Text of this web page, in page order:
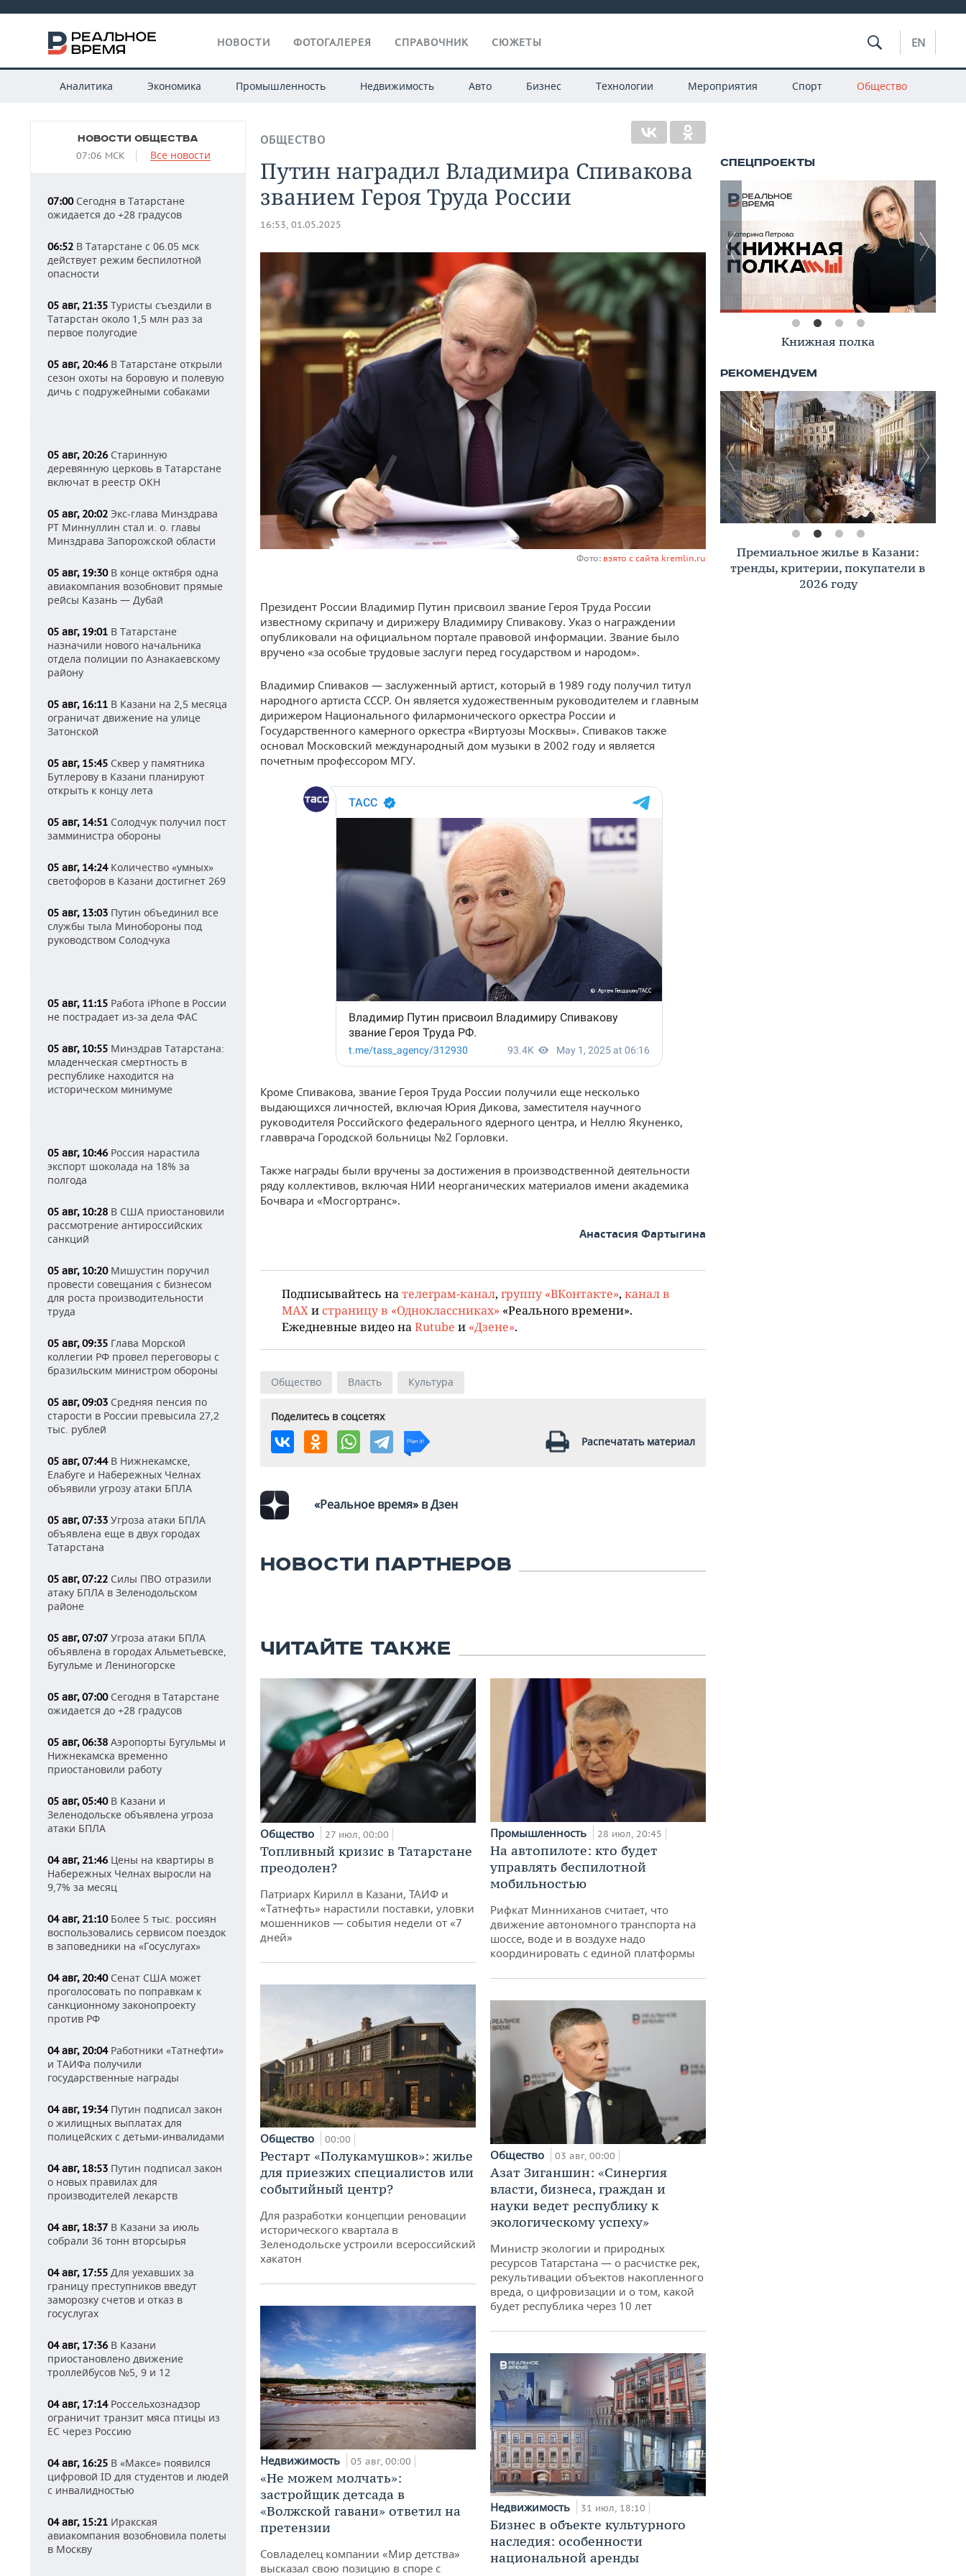
НОВОСТИ ФОТОГАЛЕРЕЯ СПРАВОЧНИК СЮЖЕТЫ EN
Аналитика Экономика Промышленность Недвижимость Авто Бизнес Технологии Мероприятия Спорт Общество
НОВОСТИ ОБЩЕСТВА
07:06 МСК Все новости
07:00Сегодня в Татарстане
ожидается до +28 градусов
06:52 В Татарстане с 06.05 мск
действует режим беспилотной
опасности
05 авг, 21:35 Туристы съездили в
Татарстан около 1,5 млн раз за
первое полугодие
05 авг, 20:46 В Татарстане открыли
сезон охоты на боровую и полевую
дичь с подружейными собаками
05 авг, 20:26 Старинную
деревянную церковь в Татарстане
включат в реестр ОКН
05 авг, 20:02 Экс-глава Минздрава
РТ Миннуллин стал и. о. главы
Минздрава Запорожской области
05 авг, 19:30В конце октября одна
авиакомпания возобновит прямые
рейсы Казань — Дубай
05 авг, 19:01 В Татарстане
назначили нового начальника
отдела полиции по Азнакаевскому
району
05 авг, 16:11 В Казани на 2,5 месяца
ограничат движение на улице
Затонской
05 авг, 15:45 Сквер у памятника
Бутлерову в Казани планируют
открыть к концу лета
05 авг, 14:51 Солодчук получил пост
замминистра обороны
05 авг, 14:24Количество «умных»
светофоров в Казани достигнет 269
05 авг, 13:03 Путин объединил все
службы тыла Минобороны под
руководством Солодчука
05 авг, 11:15 Работа iPhone в России
не пострадает из-за дела ФАС
05 авг, 10:55 Минздрав Татарстана:
младенческая смертность в
республике находится на
историческом минимуме
05 авг, 10:46 Россия нарастила
экспорт шоколада на 18% за
полгода
05 авг, 10:28 В США приостановили
рассмотрение антироссийских
санкций
05 авг, 10:20Мишустин поручил
провести совещания с бизнесом
для роста производительности
труда
05 авг, 09:35 Глава Морской
коллегии РФ провел переговоры с
бразильским министром обороны
05 авг, 09:03 Средняя пенсия по
старости в России превысила 27,2
тыс. рублей
05 авг, 07:44В Нижнекамске,
Елабуге и Набережных Челнах
объявили угрозу атаки БПЛА
05 авг, 07:33 Угроза атаки БПЛА
объявлена еще в двух городах
Татарстана
05 авг, 07:22 Силы ПВО отразили
атаку БПЛА в Зеленодольском
районе
05 авг, 07:07 Угроза атаки БПЛА
объявлена в городах Альметьевске,
Бугульме и Лениногорске
05 авг, 07:00Сегодня в Татарстане
ожидается до +28 градусов
05 авг, 06:38 Аэропорты Бугульмы и
Нижнекамска временно
приостановили работу
05 авг, 05:40В Казани и
Зеленодольске объявлена угроза
атаки БПЛА
04 авг, 21:46 Цены на квартиры в
Набережных Челнах выросли на
9,7% за месяц
04 авг, 21:10Более 5 тыс. россиян
воспользовались сервисом поездок
в заповедники на «Госуслугах»
04 авг, 20:40Сенат США может
проголосовать по поправкам к
санкционному законопроекту
против РФ
04 авг, 20:04Работники «Татнефти»
и ТАИФа получили
государственные награды
04 авг, 19:34Путин подписал закон
о жилищных выплатах для
полицейских с детьми-инвалидами
04 авг, 18:53 Путин подписал закон
о новых правилах для
производителей лекарств
04 авг, 18:37 В Казани за июль
собрали 36 тонн вторсырья
04 авг, 17:55 Для уехавших за
границу преступников введут
заморозку счетов и отказ в
госуслугах
04 авг, 17:36 В Казани
приостановлено движение
троллейбусов №5, 9 и 12
04 авг, 17:14Россельхознадзор
ограничит транзит мяса птицы из
ЕС через Россию
04 авг, 16:25 В «Максе» появился
цифровой ID для студентов и людей
с инвалидностью
04 авг, 15:21 Иракская
авиакомпания возобновила полеты
в Москву
ОБЩЕСТВО
Путин наградил Владимира Спивакова
званием Героя Труда России
16:53, 01.05.2025
Фото: взято с сайта kremlin.ru
Президент России Владимир Путин присвоил звание Героя Труда России
известному скрипачу и дирижеру Владимиру Спивакову. Указ о награждении
опубликовали на официальном портале правовой информации. Звание было
вручено «за особые трудовые заслуги перед государством и народом».
Владимир Спиваков — заслуженный артист, который в 1989 году получил титул
народного артиста СССР. Он является художественным руководителем и главным
дирижером Национального филармонического оркестра России и
Государственного камерного оркестра «Виртуозы Москвы». Спиваков также
основал Московский международный дом музыки в 2002 году и является
почетным профессором МГУ.
Кроме Спивакова, звание Героя Труда России получили еще несколько
выдающихся личностей, включая Юрия Дикова, заместителя научного
руководителя Российского федерального ядерного центра, и Неллю Якуненко,
главврача Городской больницы №2 Горловки.
Также награды были вручены за достижения в производственной деятельности
ряду коллективов, включая НИИ неорганических материалов имени академика
Бочвара и «Мосгортранс».
Анастасия Фартыгина
Подписывайтесь нателеграм-канал, группу «ВКонтакте», канал в
MAXи страницу в «Одноклассниках» «Реального времени».
Ежедневные видео наRutube и «Дзене».
Общество Власть Культура
Поделитесь в соцсетях
Распечатать материал
«Реальное время» в Дзен
НОВОСТИ ПАРТНЕРОВ
ЧИТАЙТЕ ТАКЖЕ
Общество 27 июл, 00:00
Топливный кризис в Татарстане
преодолен?
Патриарх Кирилл в Казани, ТАИФ и
«Татнефть» нарастили поставки, уловки
мошенников — события недели от «7
дней»
Общество 00:00
Рестарт «Полукамушков»: жилье
для приезжих специалистов или
событийный центр?
Для разработки концепции реновации
исторического квартала в
Зеленодольске устроили всероссийский
хакатон
Недвижимость 05 авг, 00:00
«Не можем молчать»:
застройщик детсада в
«Волжской гавани» ответил на
претензии
Совладелец компании «Мир детства»
высказал свою позицию в споре с
Промышленность 28 июл, 20:45
На автопилоте: кто будет
управлять беспилотной
мобильностью
Рифкат Минниханов считает, что
движение автономного транспорта на
шоссе, воде и в воздухе надо
координировать с единой платформы
Общество 03 авг, 00:00
Азат Зиганшин: «Синергия
власти, бизнеса, граждан и
науки ведет республику к
экологическому успеху»
Министр экологии и природных
ресурсов Татарстана — о расчистке рек,
рекультивации объектов накопленного
вреда, о цифровизации и о том, какой
будет республика через 10 лет
Недвижимость 31 июл, 18:10
Бизнес в объекте культурного
наследия: особенности
национальной аренды
Книжная полка
Премиальное жилье в Казани:
тренды, критерии, покупатели в
2026 году